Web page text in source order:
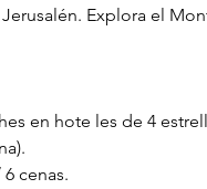
Explora el
en hote les de 4
cenas.